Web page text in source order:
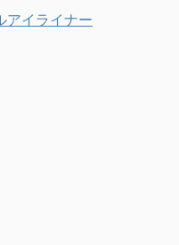
アイライナー